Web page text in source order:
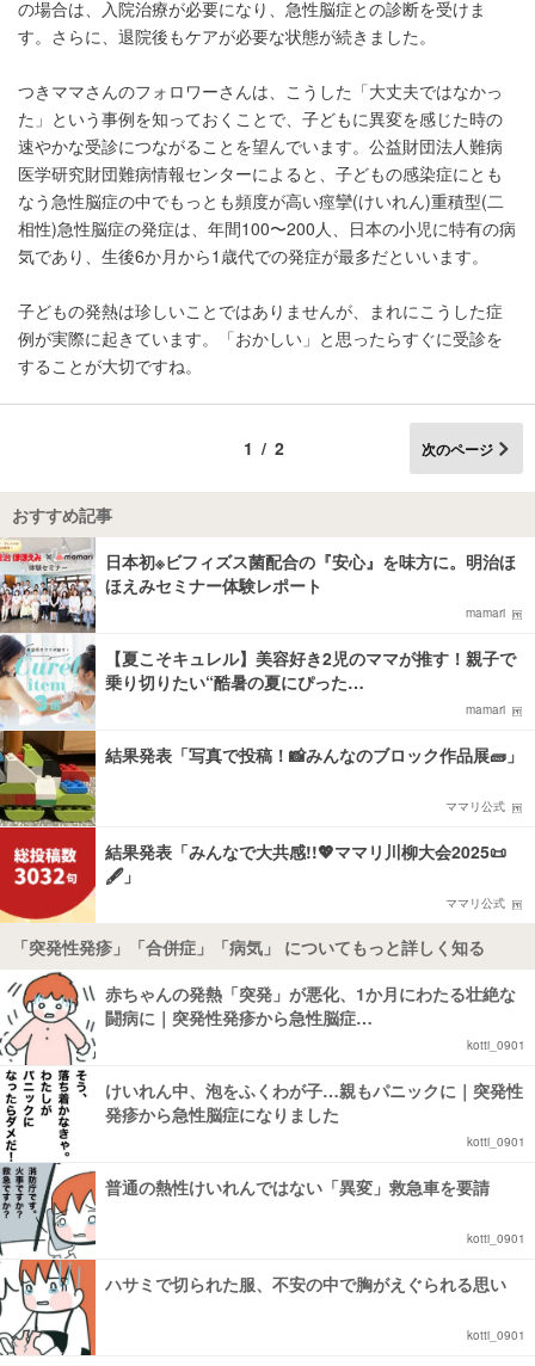
の場合は、入院治療が必要になり、急性脳症との診断を受けま
す。さらに、退院後もケアが必要な状態が続きました。
つきママさんのフォロワーさんは、こうした「大丈夫ではなかっ
た」という事例を知っておくことで、子どもに異変を感じた時の
速やかな受診につながることを望んでいます。公益財団法人難病
医学研究財団難病情報センターによると、子どもの感染症にとも
なう急性脳症の中でもっとも頻度が高い痙攣(けいれん)重積型(二
相性)急性脳症の発症は、年間100〜200人、日本の小児に特有の病
気であり、生後6か月から1歳代での発症が最多だといいます。
子どもの発熱は珍しいことではありませんが、まれにこうした症
例が実際に起きています。「おかしい」と思ったらすぐに受診を
することが大切ですね。
1/2 次のページ
おすすめ記事
日本初※ビフィズス菌配合の『安心』を味方に。明治ほ
ほえみセミナー体験レポート
mamari
【夏こそキュレル】美容好き2児のママが推す！親子で
乗り切りたい“酷暑の夏にぴった…
mamari
結果発表「写真で投稿！📸みんなのブロック作品展🧱」
ママリ公式
結果発表「みんなで大共感!!💖ママリ川柳大会2025📜
🖋️」
ママリ公式
「突発性発疹」「合併症」「病気」 についてもっと詳しく知る
赤ちゃんの発熱「突発」が悪化、1か月にわたる壮絶な
闘病に｜突発性発疹から急性脳症…
kotti_0901
けいれん中、泡をふくわが子…親もパニックに｜突発性
発疹から急性脳症になりました
kotti_0901
普通の熱性けいれんではない「異変」救急車を要請
kotti_0901
ハサミで切られた服、不安の中で胸がえぐられる思い
kotti_0901